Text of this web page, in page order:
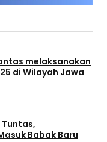
melaksanakan
di Wilayah Jawa
Tuntas,
Babak Baru